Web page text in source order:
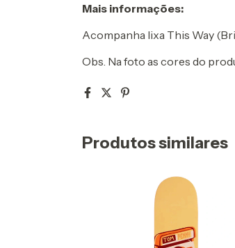
Mais informações:
Acompanha lixa This Way
Obs. Na foto as cores do
Produtos similares